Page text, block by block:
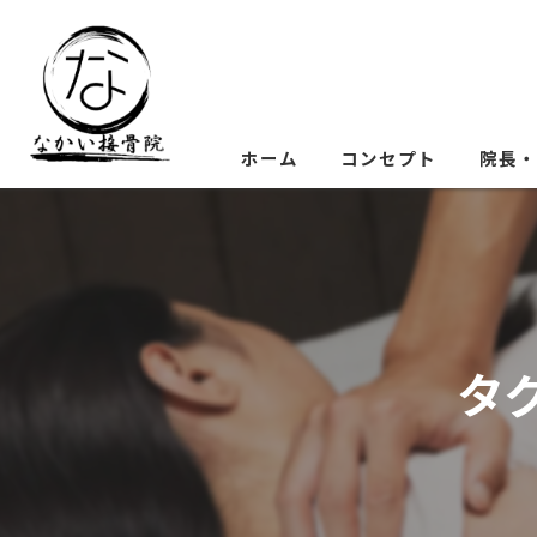
ホーム コンセプト 院長
タ